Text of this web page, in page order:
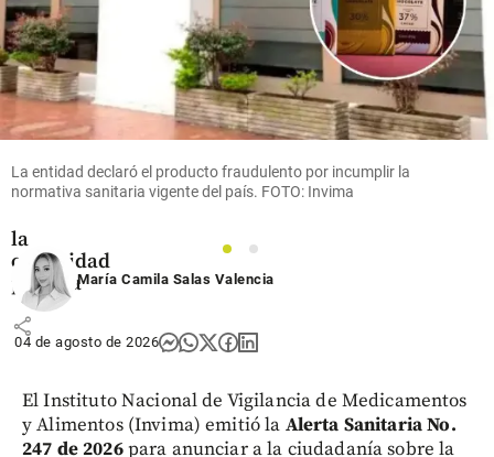
Colombia
Volcán
Puracé:
qué
significa
la alerta
por qué
fue
la
calamidad
pública
share
La entidad declaró el producto fraudulento por incumplir la
normativa sanitaria vigente del país. FOTO: Invima
1
2
María Camila Salas Valencia
04 de agosto de 2026
El Instituto Nacional de Vigilancia de Medicamentos
y Alimentos (Invima) emitió la Alerta Sanitaria No.
247 de 2026para anunciar a la ciudadanía sobre la